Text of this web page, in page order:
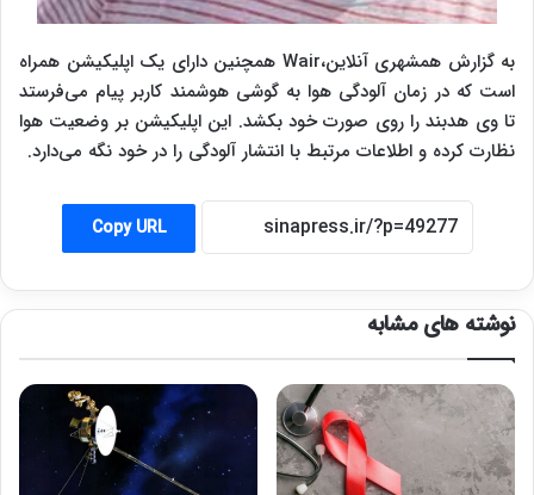
به گزارش همشهری آنلاین،Wair همچنین دارای یک اپلیکیشن همراه
است که در زمان آلودگی هوا به گوشی هوشمند کاربر پیام می‌فرستد
تا وی هدبند را روی صورت خود بکشد. این اپلیکیشن بر وضعیت هوا
نظارت کرده و اطلاعات مرتبط با انتشار آلودگی را در خود نگه می‌دارد.
Copy URL
نوشته های مشابه